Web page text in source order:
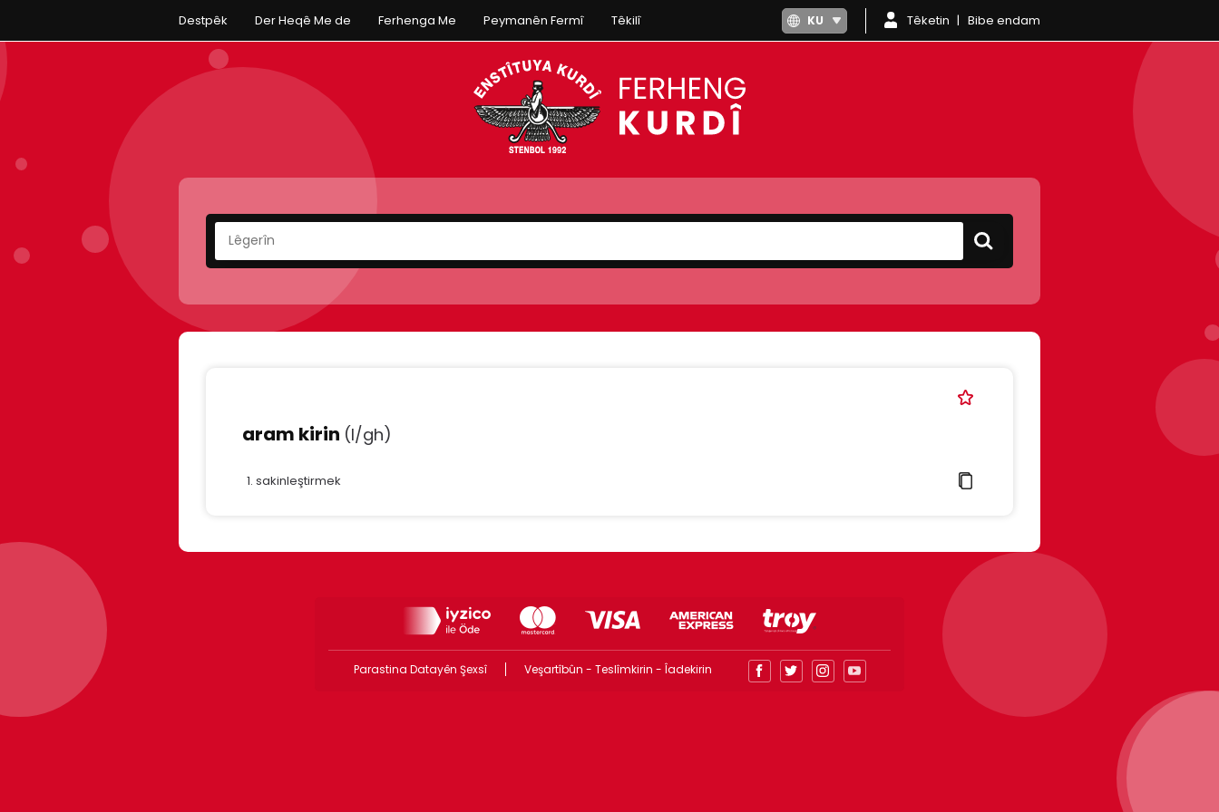
Destpêk Der Heqê Me de Ferhenga Me Peymanên Fermî Têkilî KU Têketin Bibe endam
aram kirin (l/gh)
sakinleştirmek
Parastina Datayên Şexsî Veşartîbûn - Teslîmkirin - Îadekirin